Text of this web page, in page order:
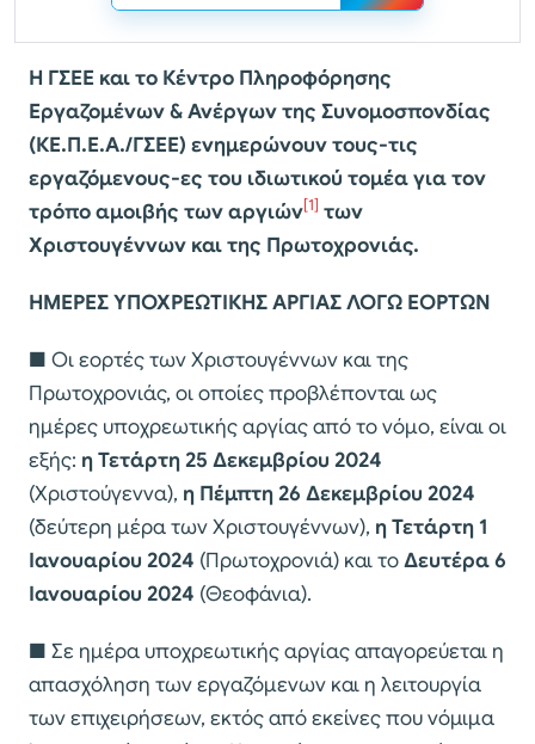
H ΓΣΕΕ και το Κέντρο Πληροφόρησης
Εργαζομένων & Ανέργων της Συνομοσπονδίας
(ΚΕ.Π.Ε.Α./ΓΣΕΕ) ενημερώνουν τους-τις
εργαζόμενους-ες του ιδιωτικού τομέα για τον
τρόπο αμοιβής των αργιών[1] των
Χριστουγέννων και της Πρωτοχρονιάς.
ΗΜΕΡΕΣ ΥΠΟΧΡΕΩΤΙΚΗΣ ΑΡΓΙΑΣ ΛΟΓΩ ΕΟΡΤΩΝ
■ Οι εορτές των Χριστουγέννων και της
Πρωτοχρονιάς, οι οποίες προβλέπονται ως
ημέρες υποχρεωτικής αργίας από το νόμο, είναι οι
εξής: η Τετάρτη 25 Δεκεμβρίου 2024
(Χριστούγεννα), η Πέμπτη 26 Δεκεμβρίου 2024
(δεύτερη μέρα των Χριστουγέννων), η Τετάρτη 1
Ιανουαρίου 2024 (Πρωτοχρονιά) και τοΔευτέρα 6
Ιανουαρίου 2024 (Θεοφάνια).
■ Σε ημέρα υποχρεωτικής αργίας απαγορεύεται η
απασχόληση των εργαζόμενων και η λειτουργία
των επιχειρήσεων, εκτός από εκείνες που νόμιμα